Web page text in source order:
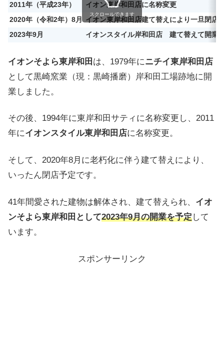
2011年（平成23年）
イオン東岸和田店に名称変更
2020年（令和2年）8月 イオン東岸和田店建て替えにより一旦閉店
2023年9月
イオンスタイル岸和田店 建て替えて開業
スクロールできます
イオンそよら東岸和田 は、1979年にニチイ東岸和田店
として黒崎窯業（現：黒崎播磨）岸和田工場跡地に開
業しました。
その後、1994年に東岸和田サティに名称変更し、2011
年にイオンスタイル東岸和田店に名称変更。
そして、2020年8月に老朽化に伴う建て替えにより、
いったん閉店予定です。
41年間愛された建物は解体され、建て替えられ、 イオ
ンそよら東岸和田として2023年9月の開業を予定して
います。
スポンサーリンク